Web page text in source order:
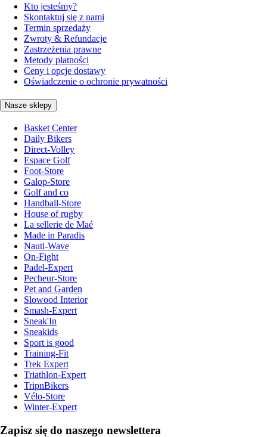
Kto jesteśmy?
Skontaktuj się z nami
Termin sprzedaży
Zwroty & Refundacje
Zastrzeżenia prawne
Metody płatności
Ceny i opcje dostawy
Oświadczenie o ochronie prywatności
Nasze sklepy
Basket Center
Daily Bikers
Direct-Volley
Espace Golf
Foot-Store
Galop-Store
Golf and co
Handball-Store
House of rugby
La sellerie de Maé
Made in Paradis
Nauti-Wave
On-Fight
Padel-Expert
Pecheur-Store
Pet and Garden
Slowood Interior
Smash-Expert
Sneak'In
Sneakids
Sport is good
Training-Fit
Trek Expert
Triathlon-Expert
TripnBikers
Vélo-Store
Winter-Expert
Zapisz się do naszego newslettera